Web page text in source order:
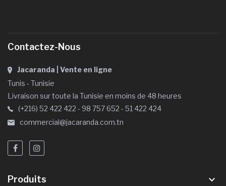
Contactez-Nous
Jacaranda | Vente en ligne
Tunis - Tunisie
Livraison sur toute la Tunisie en moins de 48 heures
(+216) 52 422 422 - 98 757 652 - 51 422 424
commercial@jacaranda.com.tn
Produits keyboard_arrow_down